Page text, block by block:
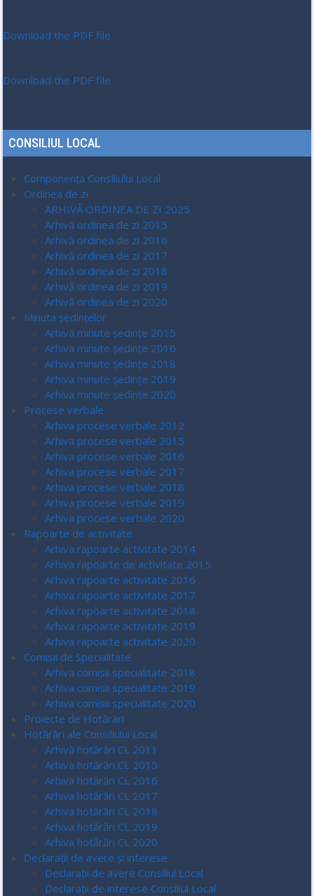
Download the PDF file .
Download the PDF file .
CONSILIUL LOCAL
Componența Consiliului Local
Ordinea de zi
ARHIVÂ ORDINEA DE ZI 2025
Arhivă ordinea de zi 2015
Arhivă ordinea de zi 2016
Arhivă ordinea de zi 2017
Arhivă ordinea de zi 2018
Arhivă ordinea de zi 2019
Arhivă ordinea de zi 2020
Minuta ședințelor
Arhivă minute ședințe 2015
Arhiva minute ședințe 2016
Arhiva minute ședințe 2018
Arhiva minute ședințe 2019
Arhiva minute ședințe 2020
Procese verbale
Arhiva procese verbale 2012
Arhiva procese verbale 2015
Arhiva procese verbale 2016
Arhiva procese verbale 2017
Arhiva procese verbale 2018
Arhiva procese verbale 2019
Arhiva procese verbale 2020
Rapoarte de activitate
Arhiva rapoarte activitate 2014
Arhiva rapoarte de activitate 2015
Arhiva rapoarte activitate 2016
Arhiva rapoarte activitate 2017
Arhiva rapoarte activitate 2018
Arhiva rapoarte activitate 2019
Arhiva rapoarte activitate 2020
Comisii de Specialitate
Arhiva comisii specialitate 2018
Arhiva comisii specialitate 2019
Arhiva comisii specialitate 2020
Proiecte de Hotărâri
Hotărâri ale Consiliului Local
Arhivă hotărâri CL 2011
Arhiva hotărări CL 2015
Arhiva hotărări CL 2016
Arhiva hotărări CL 2017
Arhiva hotărări CL 2018
Arhiva hotărări CL 2019
Arhiva hotărări CL 2020
Declarații de avere și interese
Declarații de avere Consiliul Local
Declarații de interese Consiliul Local